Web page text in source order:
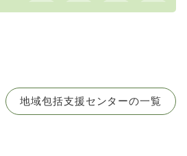
地域包括支援センターの一覧